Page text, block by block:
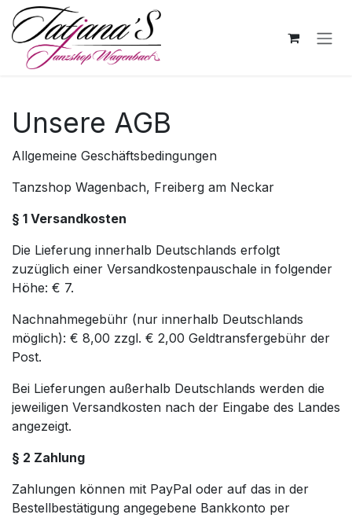
Zum Inhalt springen
Unsere AGB
Allgemeine Geschäftsbedingungen
Tanzshop Wagenbach, Freiberg am Neckar
§ 1 Versandkosten
Die Lieferung innerhalb Deutschlands erfolgt
zuzüglich einer Versandkostenpauschale in folgender
Höhe: € 7.
Nachnahmegebühr (nur innerhalb Deutschlands
möglich): € 8,00 zzgl. € 2,00 Geldtransfergebühr der
Post.
Bei Lieferungen außerhalb Deutschlands werden die
jeweiligen Versandkosten nach der Eingabe des Landes
angezeigt.
§ 2 Zahlung
Zahlungen können mit PayPal oder auf das in der
Bestellbestätigung angegebene Bankkonto per